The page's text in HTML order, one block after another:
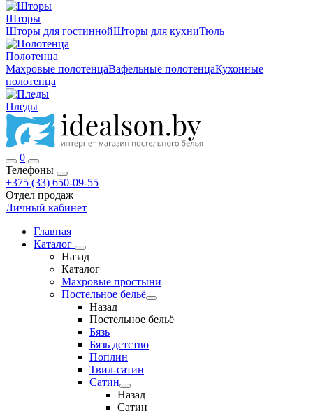
Шторы
Шторы для гостиннойШторы для кухниТюль
Полотенца
Махровые полотенцаВафельные полотенцаКухонные
полотенца
Пледы
0
Телефоны
+375 (33) 650-09-55
Отдел продаж
Личный кабинет
Главная
Каталог
Назад
Каталог
Махровые простыни
Постельное бельё
Назад
Постельное бельё
Бязь
Бязь детство
Поплин
Твил-сатин
Сатин
Назад
Сатин